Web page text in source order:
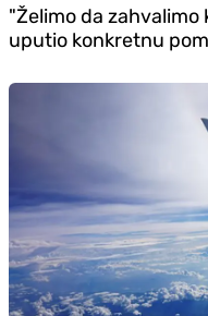
"Želimo da
uputio konkretnu